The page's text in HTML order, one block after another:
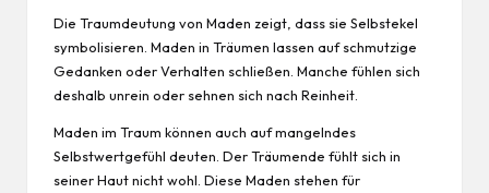
Die Traumdeutung von Maden zeigt, dass sie Selbstekel
symbolisieren. Maden in Träumen lassen auf schmutzige
Gedanken oder Verhalten schließen. Manche fühlen sich
deshalb unrein oder sehnen sich nach Reinheit.
Maden im Traum können auch auf mangelndes
Selbstwertgefühl deuten. Der Träumende fühlt sich in
seiner Haut nicht wohl. Diese Maden stehen für